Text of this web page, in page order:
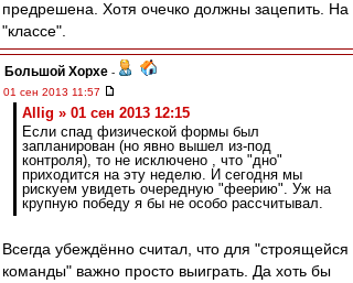
предрешена. Хотя очечко должны зацепить. На
"классе".
Большой Хорхе -
01 сен 2013 11:57
Allig » 01 сен 2013 12:15
Если спад физической формы был
запланирован (но явно вышел из-под
контроля), то не исключено , что "дно"
приходится на эту неделю. И сегодня мы
рискуем увидеть очередную "феерию". Уж на
крупную победу я бы не особо рассчитывал.
Всегда убеждённо считал, что для "строящейся
команды" важно просто выиграть. Да хоть бы